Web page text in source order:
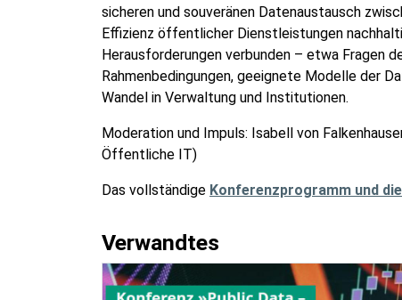
sicheren und souveränen Datenaustausch
Effizienz öffentlicher Dienstleistungen
Herausforderungen verbunden – etwa Fragen
Rahmenbedingungen, geeignete Modelle der
Wandel in Verwaltung und Institutionen.
Moderation und Impuls: Isabell von
Öffentliche IT)
Das vollständige Konferenzprogramm und
Verwandtes